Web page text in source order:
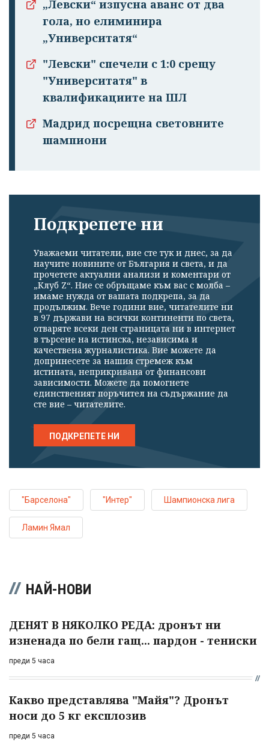
„Левски“ изпусна аванс от два
гола, но елиминира
„Университатя“
"Левски" спечели с 1:0 срещу
"Университатя" в
квалификациите на ШЛ
Мадрид посрещна световните
шампиони
Подкрепете ни
Уважаеми читатели, вие сте тук и днес, за да
научите новините от България и света, и да
прочетете актуални анализи и коментари от
„Клуб Z“. Ние се обръщаме към вас с молба –
имаме нужда от вашата подкрепа, за да
продължим. Вече години вие, читателите ни
в 97 държави на всички континенти по света,
отваряте всеки ден страницата ни в интернет
в търсене на истинска, независима и
качествена журналистика. Вие можете да
допринесете за нашия стремеж към
истината, неприкривана от финансови
зависимости. Можете да помогнете
единственият поръчител на съдържание да
сте вие – читателите.
ПОДКРЕПЕТЕ НИ
"Барселона" "Интер" Шампионска лига
Ламин Ямал
НАЙ-НОВИ
ДЕНЯТ В НЯКОЛКО РЕДА: дронът ни
изненада по бели гащ... пардон - тениски
преди 5 часа
Какво представлява "Майя"? Дронът
носи до 5 кг експлозив
преди 5 часа